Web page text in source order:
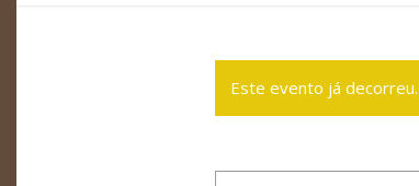
Este evento já decorreu.